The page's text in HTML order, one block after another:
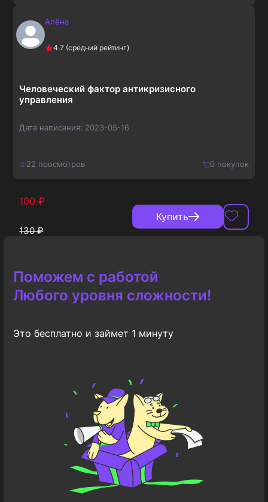
150₽Алёна
4.7 (средний рейтинг)
Человеческий фактор антикризисного
управления
Дата написания: 2023-05-16
22 просмотров 0покупок
100 ₽
130₽
Купить
Поможем с работой
Любого уровня сложности!
Это бесплатно и займет 1 минуту